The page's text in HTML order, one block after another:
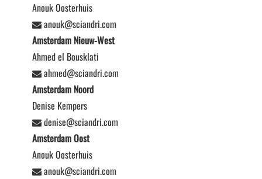
Anouk Oosterhuis
anouk@sciandri.com
Amsterdam Nieuw-West
Ahmed el Bousklati
ahmed@sciandri.com
Amsterdam Noord
Denise Kempers
denise@sciandri.com
Amsterdam Oost
Anouk Oosterhuis
anouk@sciandri.com